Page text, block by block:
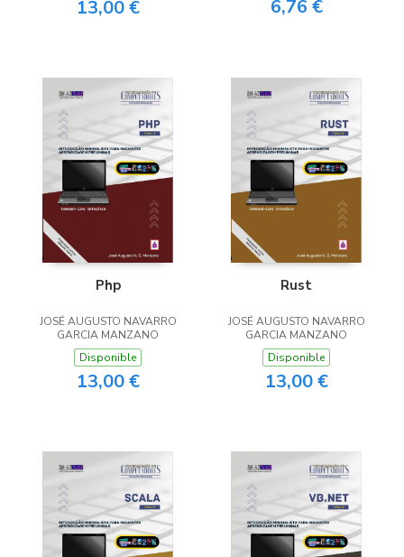
13,00 € 6,76 €
Php
JOSÉ AUGUSTO NAVARRO
GARCIA MANZANO
Disponible
13,00 €
Rust
JOSÉ AUGUSTO NAVARRO
GARCIA MANZANO
Disponible
13,00 €